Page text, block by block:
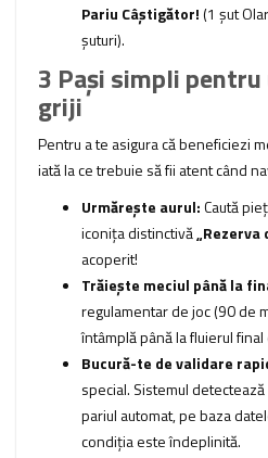
Pariu Câștigător!(1 șut
șuturi).
3 Pași simpli
griji
Pentru a te asigura că beneficiezi
iată la ce trebuie să fii atent când
Urmărește aurul:Caută
iconița distinctivă„Rezerva
acoperit!
Trăiește meciul până la
regulamentar de joc (90 de
întâmplă până la fluierul
Bucură-te de validare
special. Sistemul
pariul automat, pe baza
condiția este îndeplinită.